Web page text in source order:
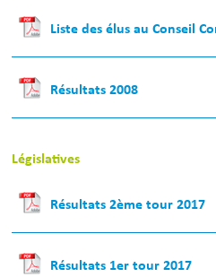
Liste des élus au Conseil
Résultats 2008
Législatives
Résultats 2ème tour 2017
Résultats 1er tour 2017